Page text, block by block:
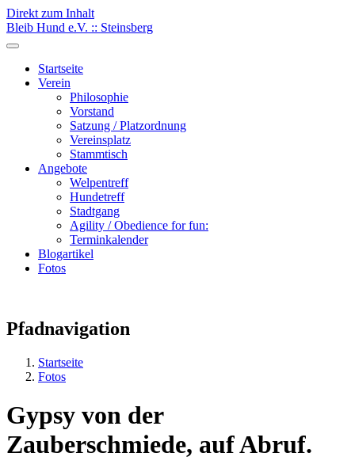
Direkt zum Inhalt
Bleib Hund e.V. :: Steinsberg
Startseite
Verein
Philosophie
Vorstand
Satzung / Platzordnung
Vereinsplatz
Stammtisch
Angebote
Welpentreff
Hundetreff
Stadtgang
Agility / Obedience for fun:
Terminkalender
Blogartikel
Fotos
Pfadnavigation
Startseite
Fotos
Gypsy von der
Zauberschmiede, auf Abruf.